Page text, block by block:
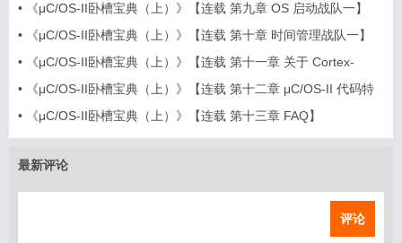
一】 ...
•
《μC/OS-II卧槽宝典（上）》【连载 第九章 OS 启动战队一】
•
《μC/OS-II卧槽宝典（上）》【连载 第十章 时间管理战队一】
•
《μC/OS-II卧槽宝典（上）》【连载 第十一章 关于 Cortex-
M3】
•
《μC/OS-II卧槽宝典（上）》【连载 第十二章 μC/OS-II 代码特
色】 ...
• 《μC/OS-II卧槽宝典（上）》【连载 第十三章 FAQ】
最新评论
评论